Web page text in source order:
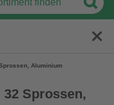
Aluminium
Sprossen,